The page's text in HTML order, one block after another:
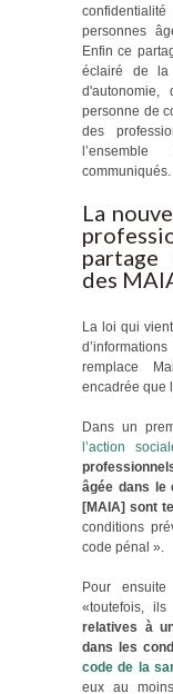
personnes
Enfin ce
éclairé de la
personne de
des
communiqués.
La
des
La loi qui
remplace
encadrée que
Dans un
l’action
âgée dans le
[MAIA] sont
conditions
code pénal ».
Pour
«toutefois, ils
relatives à
dans les
code de la
eux au